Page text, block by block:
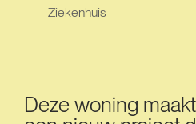
Ziekenhuis
Deze woning